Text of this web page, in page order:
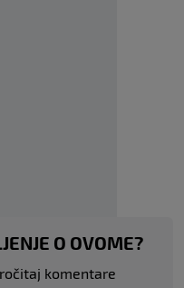
O OVOME?
komentare